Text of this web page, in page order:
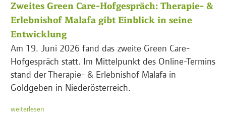
Zweites Green Care-Hofgespräch: Therapie- &
Erlebnishof Malafa gibt Einblick in seine
Entwicklung
Am 19. Juni 2026 fand das zweite Green Care-
Hofgespräch statt. Im Mittelpunkt des Online-Termins
stand der Therapie- & Erlebnishof Malafa in
Goldgeben in Niederösterreich.
weiterlesen